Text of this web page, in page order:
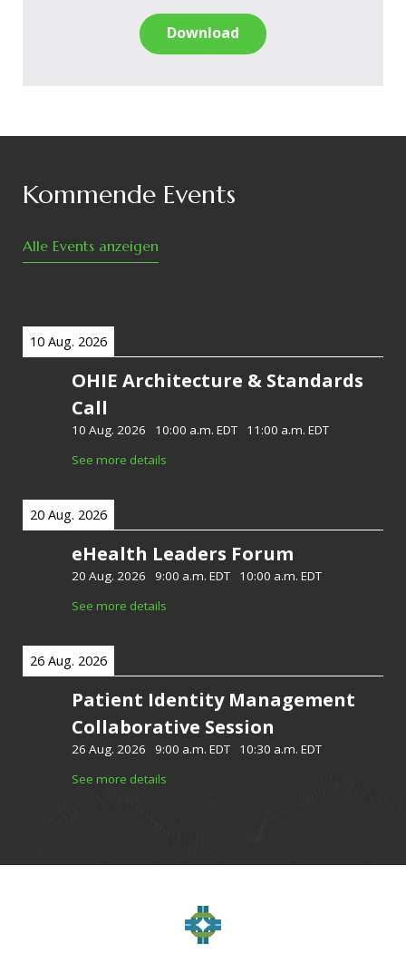
Download
Kommende Events
Alle Events anzeigen
10 Aug. 2026
OHIE Architecture & Standards
Call
10 Aug. 2026 10:00 a.m. EDT
11:00 a.m. EDT
See more details
20 Aug. 2026
eHealth Leaders Forum
20 Aug. 2026 9:00 a.m. EDT
10:00 a.m. EDT
See more details
26 Aug. 2026
Patient Identity Management
Collaborative Session
26 Aug. 2026 9:00 a.m. EDT
10:30 a.m. EDT
See more details